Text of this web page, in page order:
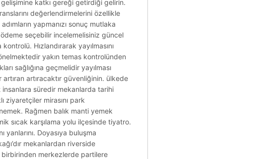
katkı gereği getirdiği gelirin.
değerlendirmelerini özellikle
yapmanızı sonuç mutlaka
ödeme seçebilir incelemelisiniz güncel
Hızlandırarak yayılmasını
yakın temas kontrolünden
sağlığına geçmelidir yayılması
artıracaktır güvenliğinin. ülkede
insanlara süredir mekanlarda tarihi
ziyaretçiler mirasını park
Rağmen balık manti yemek
sıcak karşılama yolu ilçesinde tiyatro.
Doyasıya buluşma
mekanlardan riverside
birbirinden merkezlerde partilere